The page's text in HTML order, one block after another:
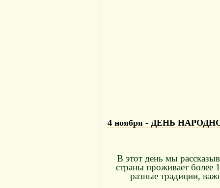
4 ноября - ДЕНЬ
В этот день мы
страны проживает более
разные традиции,